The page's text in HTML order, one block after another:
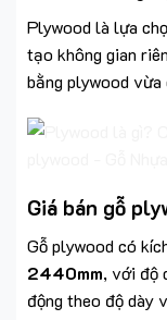
Plywood là lựa
tạo không gian
bằng plywood
Giá bán gỗ
Gỗ plywood có
2440mm, với độ
động theo độ dày